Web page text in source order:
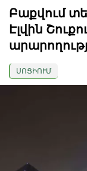
Բաքվում
Էլվին
ՍՈՑԻՈՒՄ